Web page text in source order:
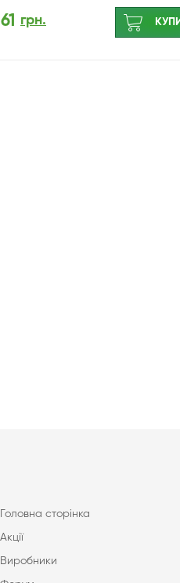
грн.
Головна сторінка
Акції
Виробники